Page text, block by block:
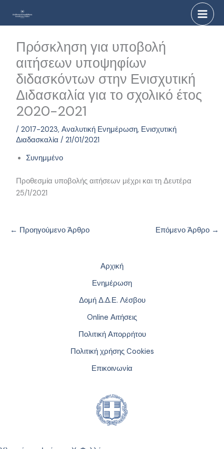
Πρόσκληση για υποβολή
αιτήσεων υποψηφίων
διδασκόντων στην Ενισχυτική
Διδασκαλία για το σχολικό έτος
2020-2021
/2017-2023,Αναλυτική Ενημέρωση, Ενισχυτική
Διαδασκαλία /21/01/2021
Συνημμένο
Προθεσμία υποβολής αιτήσεων μέχρι και τη Δευτέρα
25/1/2021
← Προηγούμενο Άρθρο Επόμενο Άρθρο →
Αρχική
Ενημέρωση
Δομή Δ.Δ.Ε. Λέσβου
Online Αιτήσεις
Πολιτική Απορρήτου
Πολιτική χρήσης Cookies
Επικοινωνία